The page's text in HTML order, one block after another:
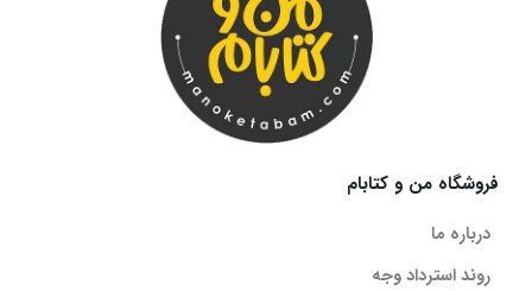
فروشگاه من و کتابام
درباره ما
روند استرداد وجه